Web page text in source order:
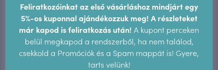
2025. július 2025. június 2025. május
2025. január 2024. szeptember 2024. július
2024. április 2023. november 2023. június
Feliratkozóinkat az első vásárláshoz mindjárt egy
5%-os kuponnal ajándékozzuk meg! A részleteket
már kapod is feliratkozás után! A kupont perceken
belül megkapod a rendszerből, ha nem találod,
csekkold a Promóciók és a Spam mappát is! Gyere,
tarts velünk!